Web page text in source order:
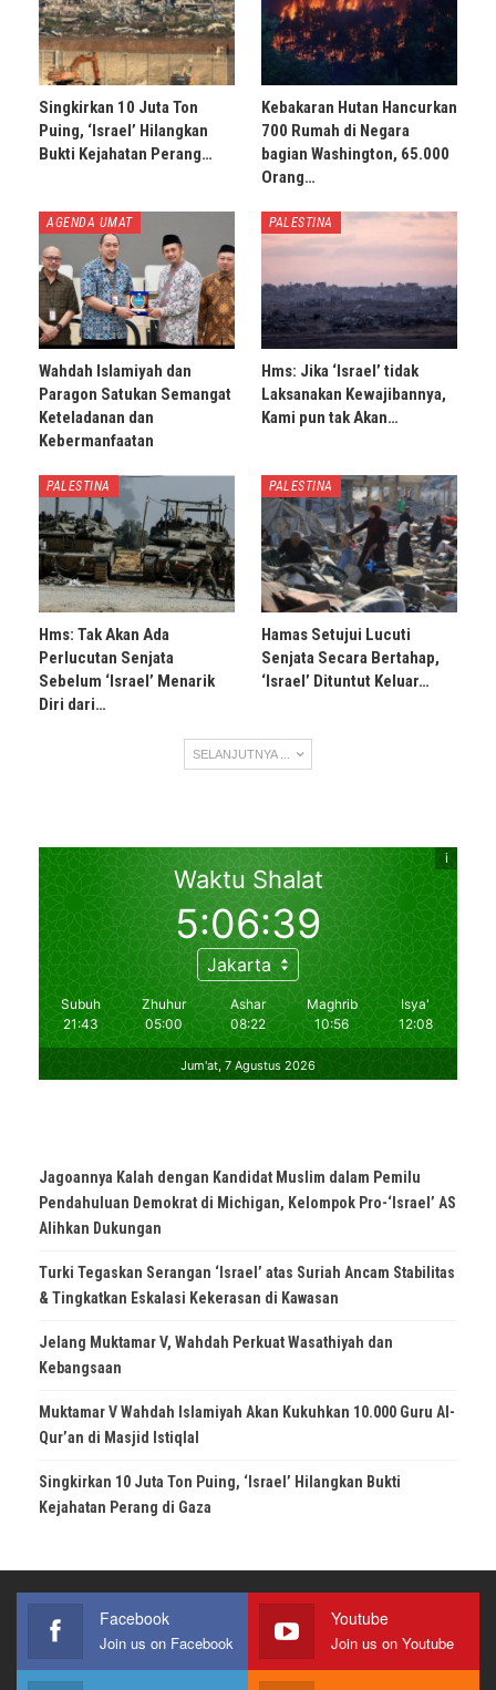
Singkirkan 10 Juta Ton
Puing, ‘Israel’ Hilangkan
Bukti Kejahatan Perang…
Kebakaran Hutan Hancurkan
700 Rumah di Negara
bagian Washington, 65.000
Orang…
AGENDA UMAT
Wahdah Islamiyah dan
Paragon Satukan Semangat
Keteladanan dan
Kebermanfaatan
PALESTINA
Hms: Jika ‘Israel’ tidak
Laksanakan Kewajibannya,
Kami pun tak Akan…
PALESTINA
Hms: Tak Akan Ada
Perlucutan Senjata
Sebelum ‘Israel’ Menarik
Diri dari…
PALESTINA
Hamas Setujui Lucuti
Senjata Secara Bertahap,
‘Israel’ Dituntut Keluar…
SELANJUTNYA ...
Jagoannya Kalah dengan Kandidat Muslim dalam Pemilu
Pendahuluan Demokrat di Michigan, Kelompok Pro-‘Israel’ AS
Alihkan Dukungan
Turki Tegaskan Serangan ‘Israel’ atas Suriah Ancam Stabilitas
& Tingkatkan Eskalasi Kekerasan di Kawasan
Jelang Muktamar V, Wahdah Perkuat Wasathiyah dan
Kebangsaan
Muktamar V Wahdah Islamiyah Akan Kukuhkan 10.000 Guru Al-
Qur’an di Masjid Istiqlal
Singkirkan 10 Juta Ton Puing, ‘Israel’ Hilangkan Bukti
Kejahatan Perang di Gaza
Facebook
Join us on Facebook
Youtube
Join us on Youtube